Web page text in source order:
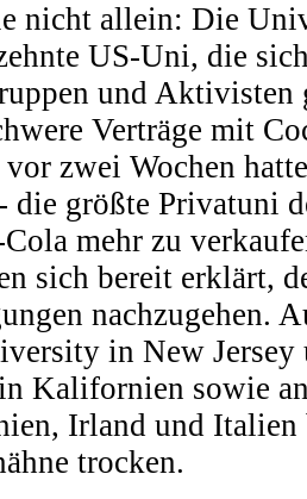
nicht allein: Die
US-Uni, die
und Aktivisten
Verträge mit
zwei Wochen
größte Privatuni
mehr zu
sich bereit erklärt,
nachzugehen.
in New Jersey
Kalifornien sowie
Irland und Italien
trocken.